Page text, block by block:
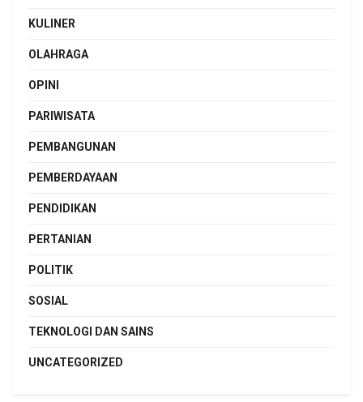
KULINER
OLAHRAGA
OPINI
PARIWISATA
PEMBANGUNAN
PEMBERDAYAAN
PENDIDIKAN
PERTANIAN
POLITIK
SOSIAL
TEKNOLOGI DAN SAINS
UNCATEGORIZED